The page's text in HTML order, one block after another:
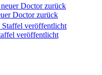
Doctor zurück
veröffentlicht